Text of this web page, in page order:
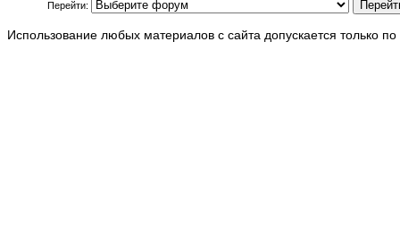
Перейти:
Использование любых материалов с сайта допускается только